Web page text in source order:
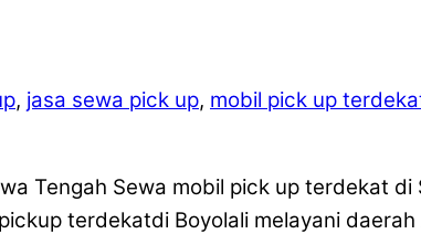
, jasa sewa pick up, mobil pick up
Tengah Sewa mobil pick up terdekat di
terdekatdi Boyolali melayani daerah